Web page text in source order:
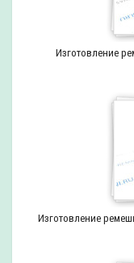
Изготовление
Изготовление